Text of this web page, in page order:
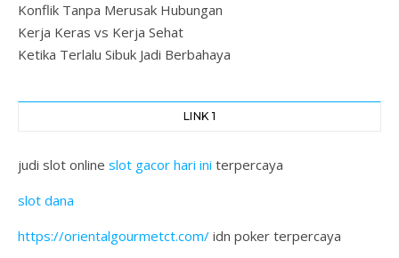
Konflik Tanpa Merusak Hubungan
Kerja Keras vs Kerja Sehat
Ketika Terlalu Sibuk Jadi Berbahaya
LINK 1
judi slot online slot gacor hari ini terpercaya
slot dana
https://orientalgourmetct.com/ idn poker terpercaya